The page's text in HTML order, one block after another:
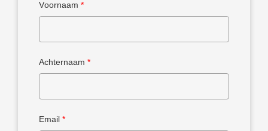
Voornaam *
Achternaam *
Email *